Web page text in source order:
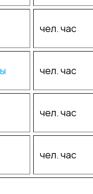
чел. час
чел. час
чел. час
чел. час